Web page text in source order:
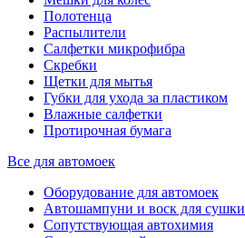
Полотенца
Распылители
Салфетки микрофибра
Скребки
Щетки для мытья
Губки для ухода за пластиком
Влажные салфетки
Протирочная бумага
Все для автомоек
Оборудование для автомоек
Автошампуни и воск для сушки
Сопутствующая автохимия